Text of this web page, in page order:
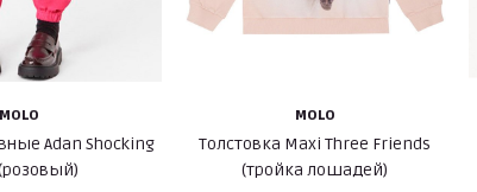
MOLO
Adan Shocking
MOLO
Толстовка Maxi Three Friends
(тройка лошадей)